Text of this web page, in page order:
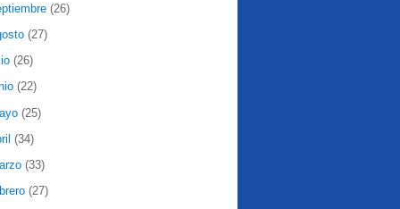
(26)
(27)
(26)
(22)
(25)
(34)
(33)
(27)